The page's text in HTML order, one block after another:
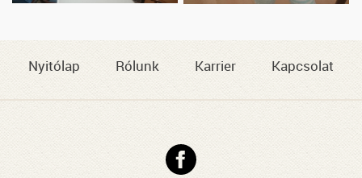
Nyitólap Rólunk Karrier Kapcsolat